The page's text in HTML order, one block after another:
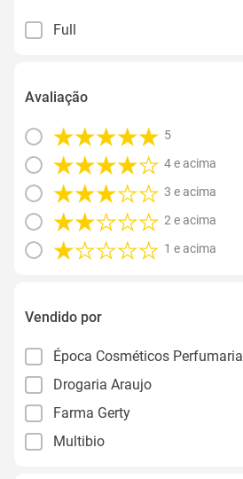
Full
Avaliação
5
4 e acima
3 e acima
2 e acima
1 e acima
Vendido por
Época Cosméticos Perfumaria
Drogaria Araujo
Farma Gerty
Multibio